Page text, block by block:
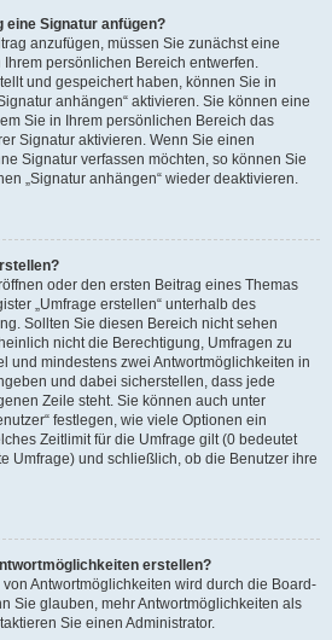
eine Signatur anfügen?
anzufügen, müssen Sie zunächst eine
persönlichen Bereich entwerfen.
und gespeichert haben, können Sie in
anhängen“ aktivieren. Sie können eine
Sie in Ihrem persönlichen Bereich das
Signatur aktivieren. Wenn Sie einen
Signatur verfassen möchten, so können Sie
„Signatur anhängen“ wieder deaktivieren.
oder den ersten Beitrag eines Themas
„Umfrage erstellen“ unterhalb des
Sollten Sie diesen Bereich nicht sehen
nicht die Berechtigung, Umfragen zu
und mindestens zwei Antwortmöglichkeiten in
und dabei sicherstellen, dass jede
Zeile steht. Sie können auch unter
festlegen, wie viele Optionen ein
Zeitlimit für die Umfrage gilt (0 bedeutet
Umfrage) und schließlich, ob die Benutzer ihre
erstellen?
Antwortmöglichkeiten wird durch die Board-
Sie glauben, mehr Antwortmöglichkeiten als
Sie einen Administrator.